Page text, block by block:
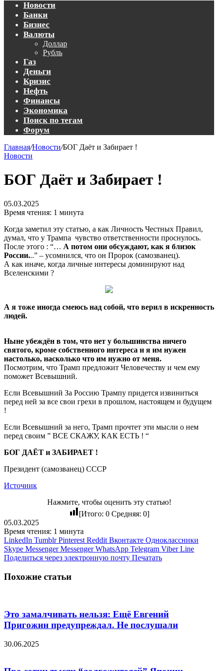
Новости
Банки
Бизнес
Валюты
Доллар
Рубль
Газ
Деньги
Кризис
Нефть
Финансы
Экономика
Поиск по тегам
Форум
Главная/Новости/БОГ Даёт и Забирает !
Новости
БОГ Даёт и Забирает !
05.03.2025
Время чтения: 1 минута
Когда заметил эту статью, а как Личность Честных Правил,
думал, что у Трампа чувство ответственности проснулось.
После этого : “… А потом они обсуждают, как я близок
России...” – усомнился, что он Пророк (самозванец).
А как иначе, когда личные интересы доминируют над
Вселенскими ?
А я тоже иногда смеюсь над собой, что верил в искренность
людей.
Ныне убеждён в том, что нет у большинства ничего
святого, кроме собственного интереса и я им нужен
настолько, насколько что им нужно от меня.
Посмотрим, что Трамп предложит Человечеству и чем ему
поможет Всевышний.
Если Всевышний За Россию Трампу придется извиниться
перед ней за все свои грехи в прошлом, настоящем и будущем
!
Если Всевышний за него, Трамп прочтет эти мысли о нем
перед своим ” ВСЕ СКАЖУ, КАК ЕСТЬ ! “
БОГ ДАЁТ и ЗАБИРАЕТ !
Президент (самозванец) СССР
Источник
Нажмите, чтобы оценить эту статью!
[Итого: 0Средняя: 0]
05.03.2025
Время чтения: 1 минута
LinkedIn Tumblr Pinterest Reddit Вконтакте Одноклассники
Skype Messenger Messenger WhatsApp Telegram Viber Line
Поделиться через электронную почту Печатать
Похожие статьи
Это замалчивать нельзя: Ещё Евгений
Пригожин предупреждал. Не послушали
30.06.2025